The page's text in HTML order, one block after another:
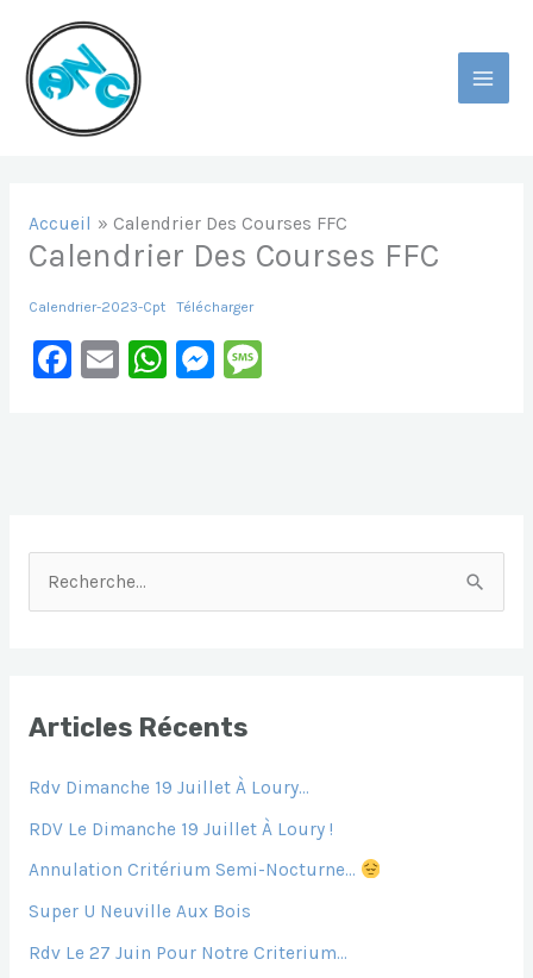
Contenu
MAIN
Accueil Calendrier Des Courses FFC
Calendrier Des Courses FFC
Calendrier-2023-Cpt Télécharger
F
O
O
K
E W
P
M
N
Er
M
G
E
C
H
E
Articles Récents
Rdv Dimanche 19 Juillet À Loury…
RDV Le Dimanche 19 Juillet À Loury !
Annulation Critérium Semi-Nocturne…
Super U Neuville Aux Bois
Rdv Le 27 Juin Pour Notre Criterium…